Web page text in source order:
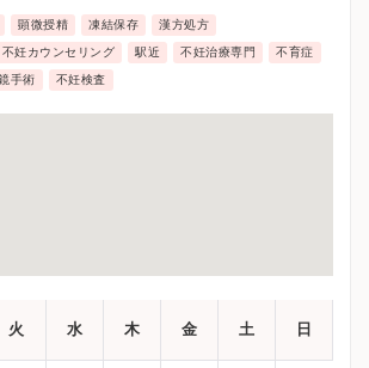
顕微授精 凍結保存 漢方処方
不妊カウンセリング 駅近 不妊治療専門 不育症
手術 不妊検査
火 水 木 金 土 日